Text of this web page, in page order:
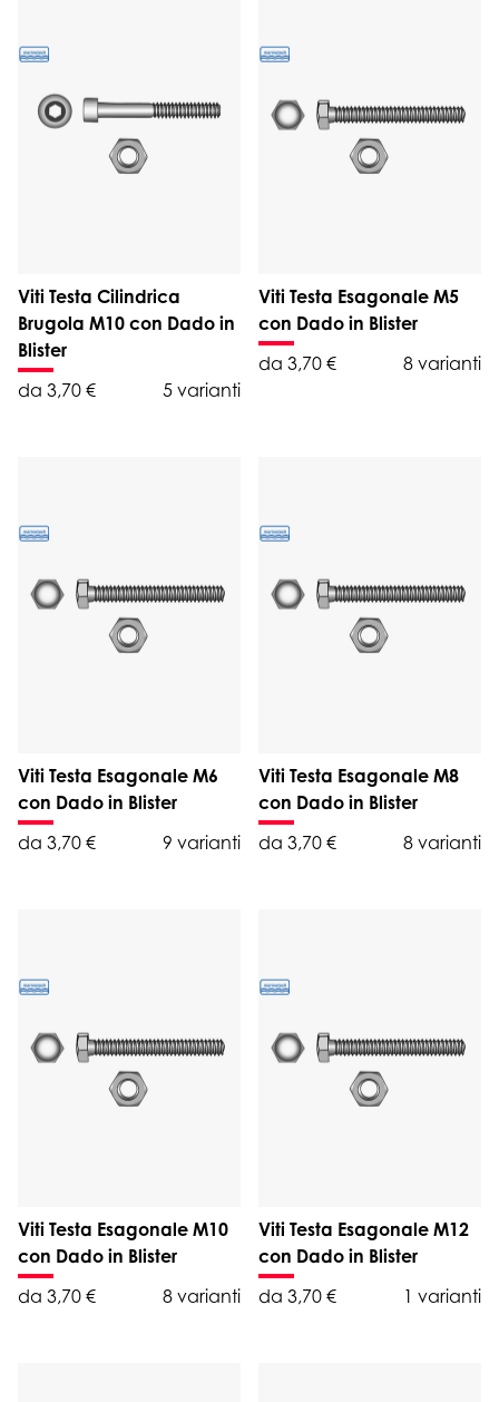
Viti Testa Cilindrica
Brugola M10 con Dado in
Blister
da 3,70 €
5 varianti
Viti Testa Esagonale M5
con Dado in Blister
da 3,70 €
8 varianti
Viti Testa Esagonale M6
con Dado in Blister
da 3,70 €
9 varianti
Viti Testa Esagonale M8
con Dado in Blister
da 3,70 €
8 varianti
Viti Testa Esagonale M10
con Dado in Blister
da 3,70 €
8 varianti
Viti Testa Esagonale M12
con Dado in Blister
da 3,70 €
1 varianti